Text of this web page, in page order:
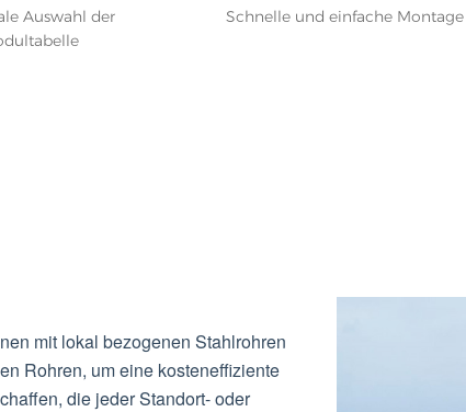
Auswahl der
Schnelle und einfache Montage
mit lokal bezogenen Stahlrohren
Rohren, um eine kosteneffiziente
die jeder Standort- oder